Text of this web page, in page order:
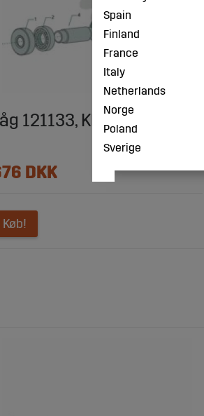
121133, KK121133
DKK
Køb!
Spain
Finland
France
Italy
Netherlands
Norge
Poland
Sverige